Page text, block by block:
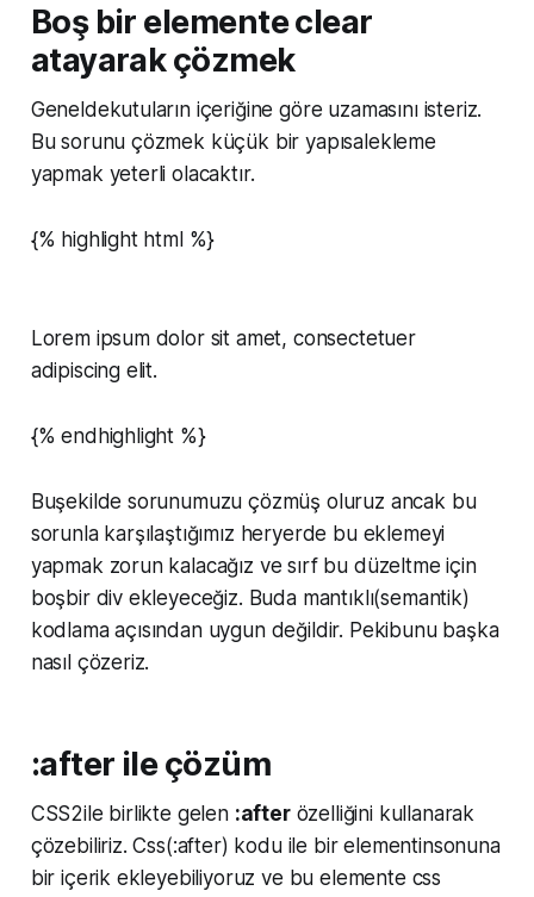
Boş bir elemente clear
atayarak çözmek
Geneldekutuların içeriğine göre uzamasını isteriz.
Bu sorunu çözmek küçük bir yapısalekleme
yapmak yeterli olacaktır.
{% highlight html %}
Lorem ipsum dolor sit amet, consectetuer
adipiscing elit.
{% endhighlight %}
Buşekilde sorunumuzu çözmüş oluruz ancak bu
sorunla karşılaştığımız heryerde bu eklemeyi
yapmak zorun kalacağız ve sırf bu düzeltme için
boşbir div ekleyeceğiz. Buda mantıklı(semantik)
kodlama açısından uygun değildir. Pekibunu başka
nasıl çözeriz.
:after ile çözüm
CSS2ile birlikte gelen :afterözelliğini kullanarak
çözebiliriz. Css(:after) kodu ile bir elementinsonuna
bir içerik ekleyebiliyoruz ve bu elemente css